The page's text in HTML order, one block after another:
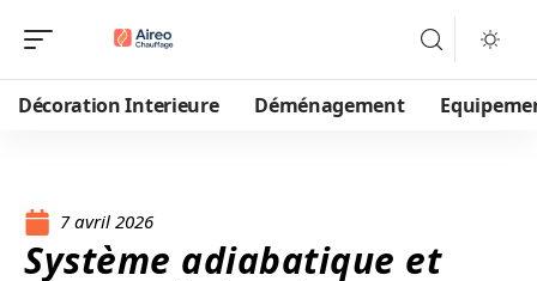
Décoration Interieure Déménagement
7 avril 2026
Système adiabatique et